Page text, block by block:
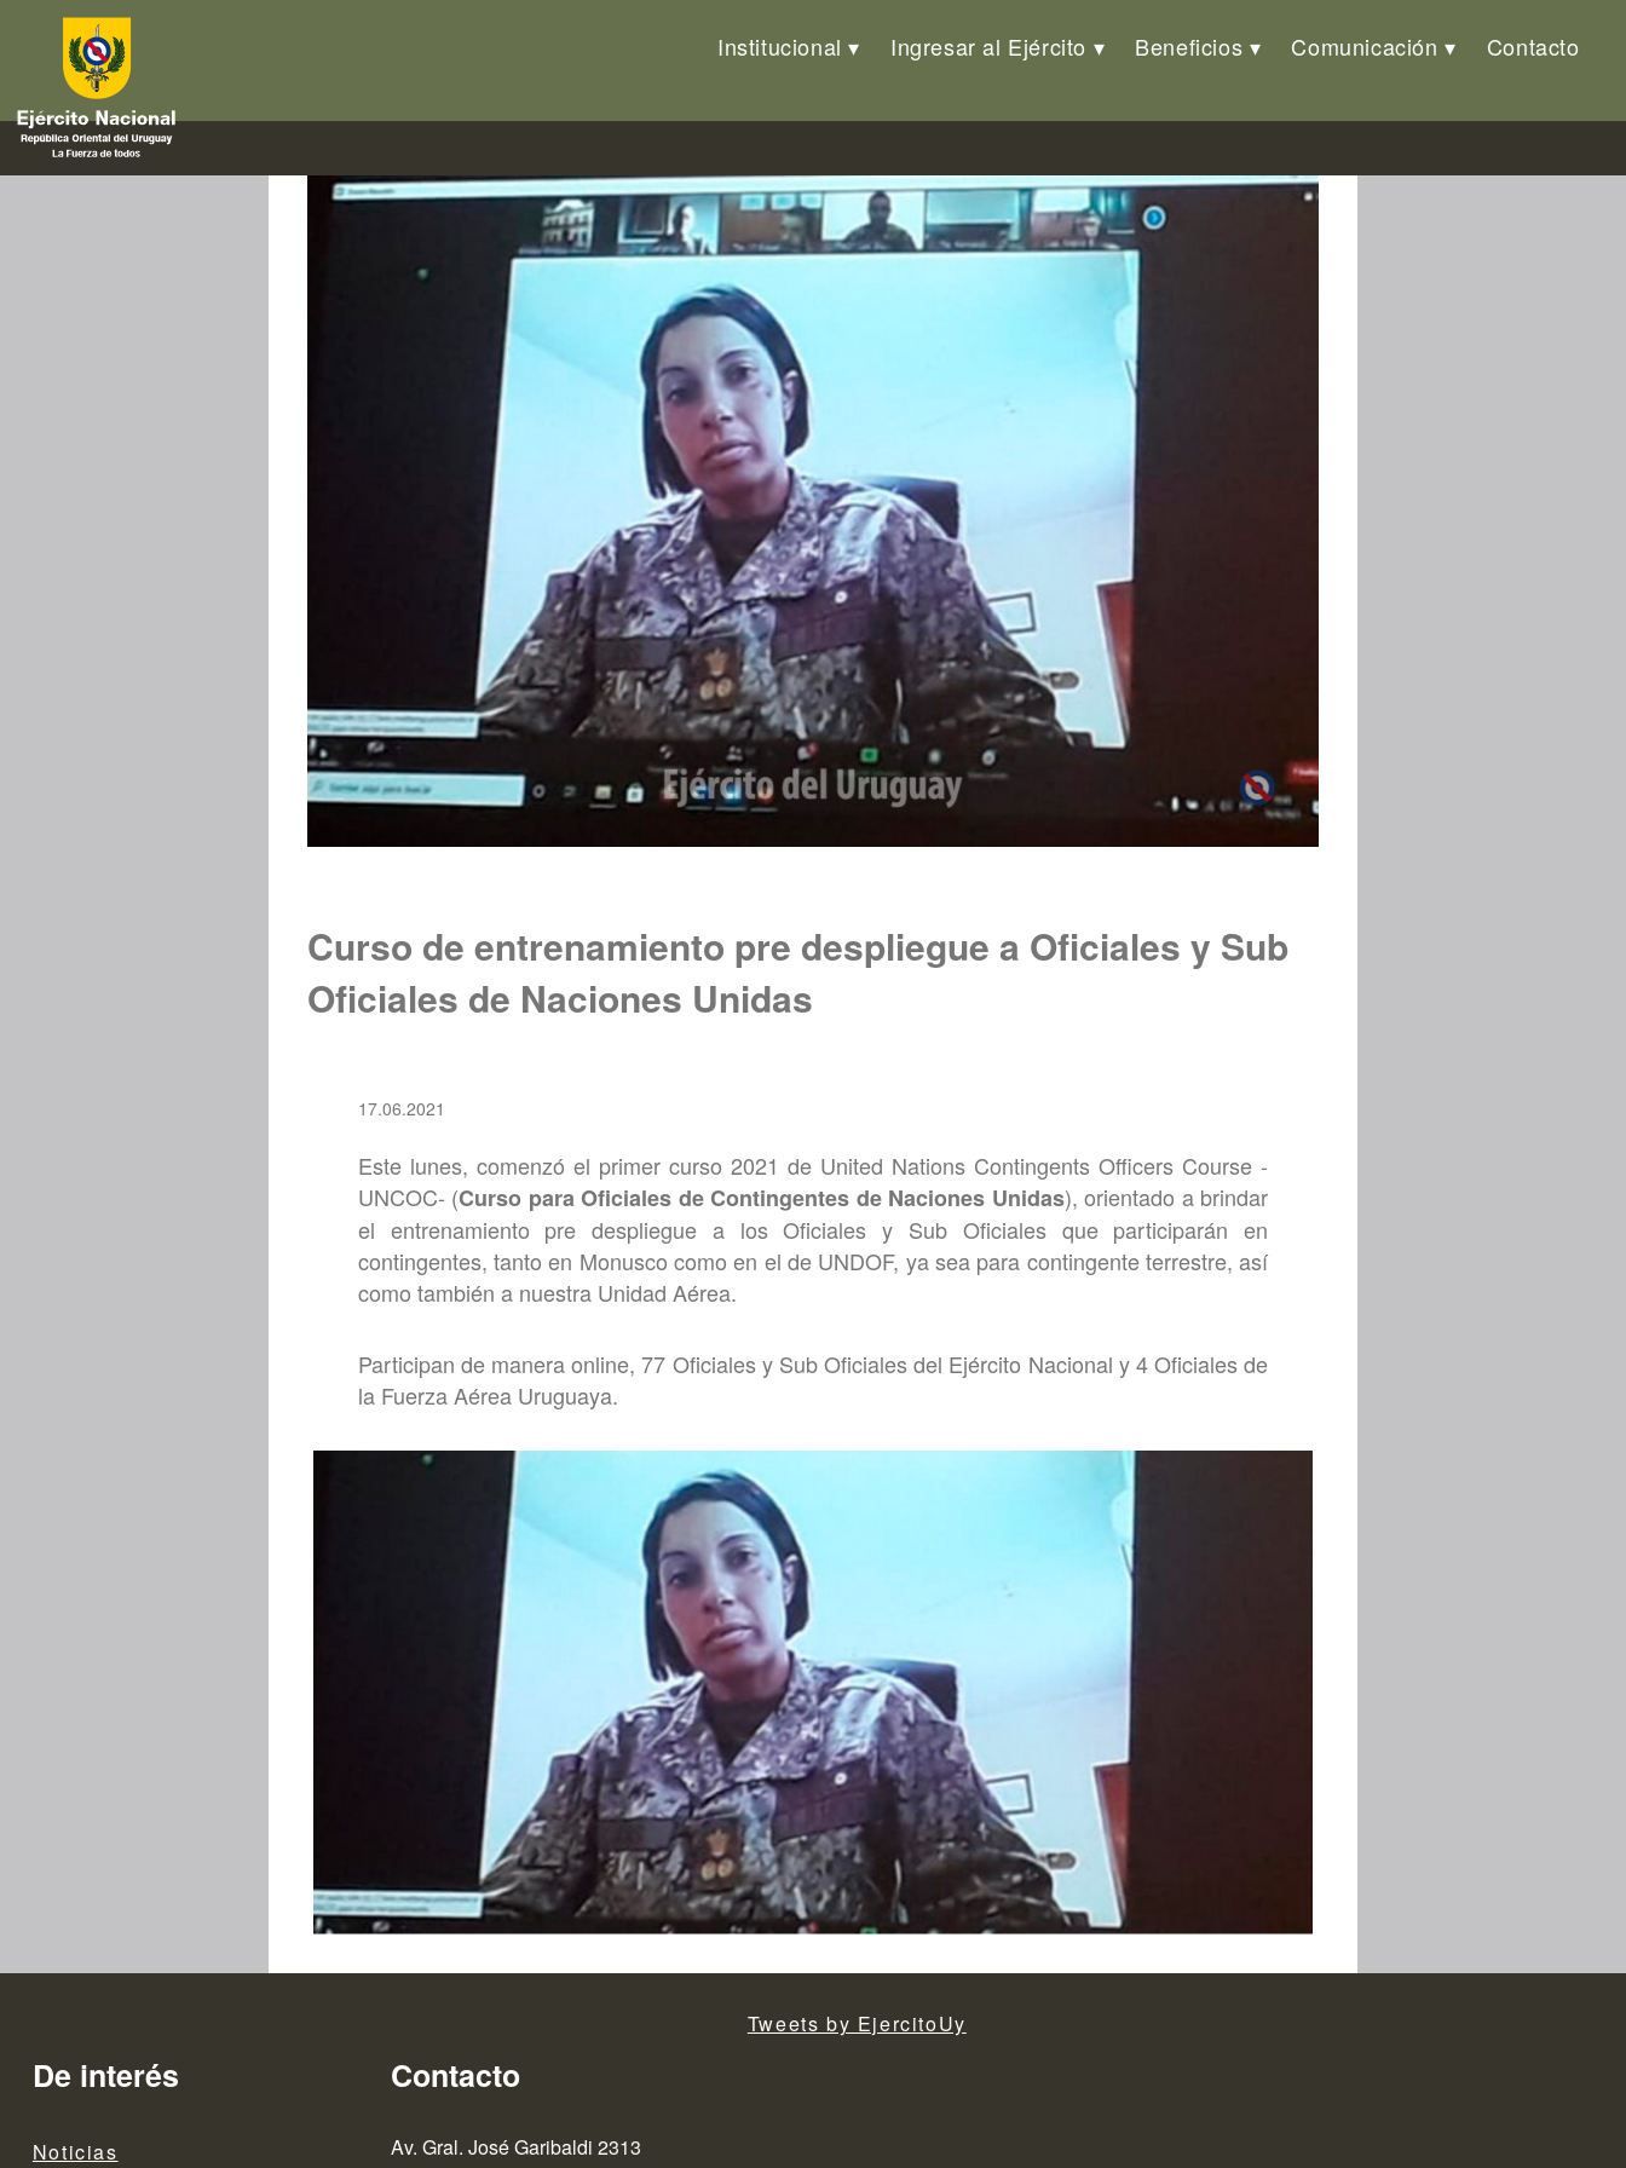
Institucional Ingresar al Ejército Beneficios Comunicación Contacto
Curso de entrenamiento pre despliegue a Oficiales y Sub
Oficiales de Naciones Unidas
17.06.2021
Este lunes, comenzó el primer curso 2021 de United Nations Contingents Officers Course -
UNCOC- (Curso para Oficiales de Contingentes de Naciones Unidas), orientado a brindar
el entrenamiento pre despliegue a los Oficiales y Sub Oficiales que participarán en
contingentes, tanto en Monusco como en el de UNDOF, ya sea para contingente terrestre, así
como también a nuestra Unidad Aérea.
Participan de manera online, 77 Oficiales y Sub Oficiales del Ejército Nacional y 4 Oficiales de
la Fuerza Aérea Uruguaya.
De interés
Noticias
Contacto
Av. Gral. José Garibaldi 2313
Tweets by EjercitoUy